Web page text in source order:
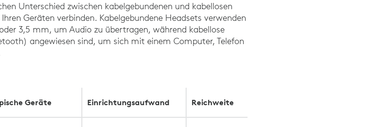
Unterschied zwischen kabelgebundenen und kabellosen
Geräten verbinden. Kabelgebundene Headsets verwenden
3,5 mm, um Audio zu übertragen, während kabellose
angewiesen sind, um sich mit einem Computer, Telefon
Geräte Einrichtungsaufwand Reichweite